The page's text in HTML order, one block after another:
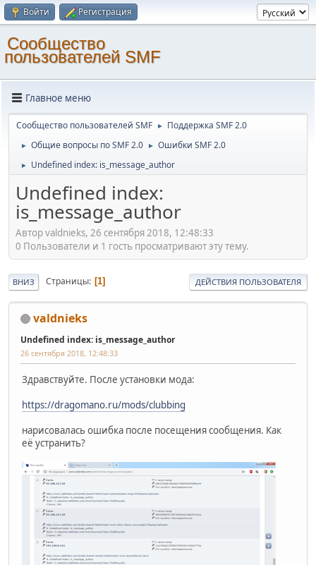
Войти Регистрация
Cообщество
пользователей SMF
Главное меню
Cообщество пользователей SMF ► Поддержка SMF 2.0
► Общие вопросы по SMF 2.0 ► Ошибки SMF 2.0
► Undefined index: is_message_author
Undefined index:
is_message_author
Автор valdnieks, 26 сентября 2018, 12:48:33
0 Пользователи и 1 гость просматривают эту тему.
ВНИЗ Страницы 1 ДЕЙСТВИЯ ПОЛЬЗОВАТЕЛЯ
valdnieks
Undefined index: is_message_author
26 сентября 2018, 12:48:33
Здравствуйте. После установки мода:
https://dragomano.ru/mods/clubbing
нарисовалась ошибка после посещения сообщения. Как
её устранить?